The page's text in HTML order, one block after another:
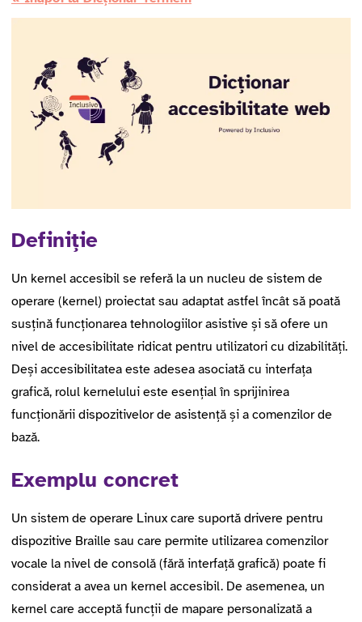
Definiție
Un kernel accesibil se referă la un nucleu de sistem de
operare (kernel) proiectat sau adaptat astfel încât să poată
susțină funcționarea tehnologiilor asistive și să ofere un
nivel de accesibilitate ridicat pentru utilizatori cu dizabilități.
Deși accesibilitatea este adesea asociată cu interfața
grafică, rolul kernelului este esențial în sprijinirea
funcționării dispozitivelor de asistență și a comenzilor de
bază.
Exemplu concret
Un sistem de operare Linux care suportă drivere pentru
dispozitive Braille sau care permite utilizarea comenzilor
vocale la nivel de consolă (fără interfață grafică) poate fi
considerat a avea un kernel accesibil. De asemenea, un
kernel care acceptă funcții de mapare personalizată a